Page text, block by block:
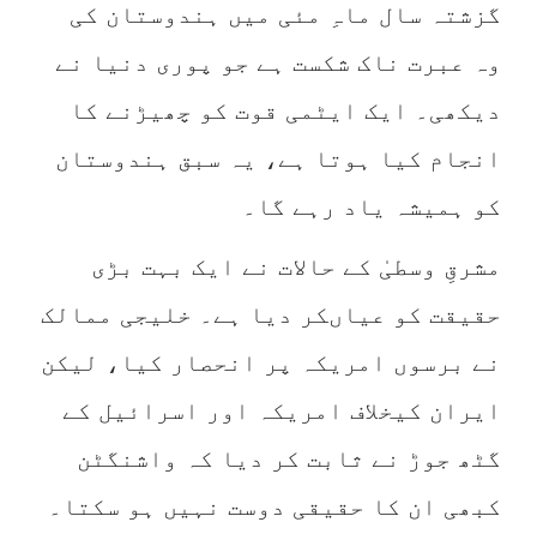
گزشتہ سال ماہِ مئی میں ہندوستان کی
وہ عبرت ناک شکست ہے جو پوری دنیا نے
دیکھی۔ ایک ایٹمی قوت کو چھیڑنے کا
انجام کیا ہوتا ہے، یہ سبق ہندوستان
کو ہمیشہ یاد رہے گا۔
مشرقِ وسطیٰ کے حالات نے ایک بہت بڑی
حقیقت کو عیاںکر دیا ہے۔ خلیجی ممالک
نے برسوں امریکہ پر انحصار کیا، لیکن
ایران کیخلاف امریکہ اور اسرائیل کے
گٹھ جوڑ نے ثابت کر دیا کہ واشنگٹن
کبھی ان کا حقیقی دوست نہیں ہو سکتا۔